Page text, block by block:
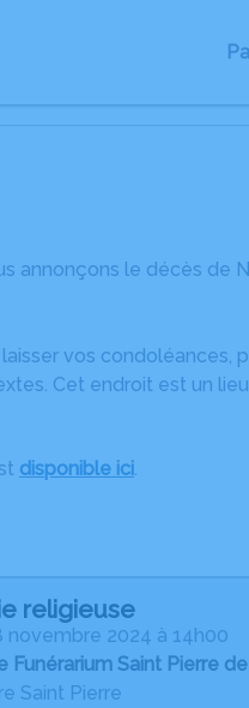
annonçons le décès de
vos
Cet endroit est un
disponible ici.
religieuse
novembre 2024 à 14h00
Funérarium Saint Pierre
Saint Pierre